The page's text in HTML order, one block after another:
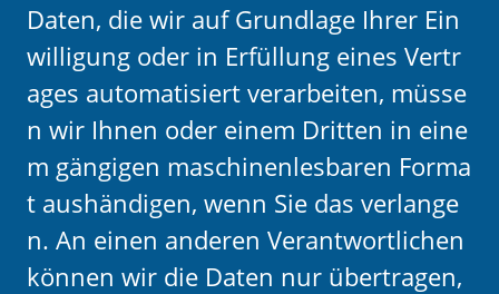
Daten, die wir auf Grundlage Ihrer Ein
willigung oder in Erfüllung eines Vertr
ages automatisiert verarbeiten, müsse
n wir Ihnen oder einem Dritten in eine
m gängigen maschinenlesbaren Forma
t aushändigen, wenn Sie das verlange
n. An einen anderen Verantwortlichen
können wir die Daten nur übertragen,